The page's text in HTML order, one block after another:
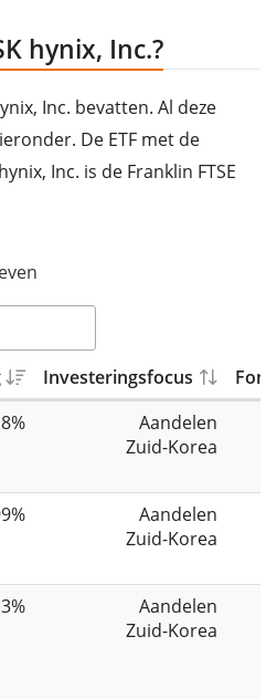
hynix, Inc.?
Inc. bevatten. Al deze
De ETF met de
Inc. is de Franklin FTSE
Investeringsfocus
Aandelen
Zuid-Korea
Aandelen
Zuid-Korea
Aandelen
Zuid-Korea